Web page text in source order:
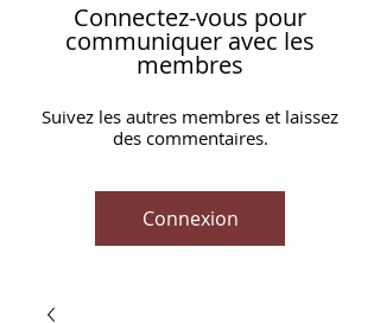
Connectez-vous pour
communiquer avec les
membres
Suivez les autres membres et laissez
des commentaires.
Connexion